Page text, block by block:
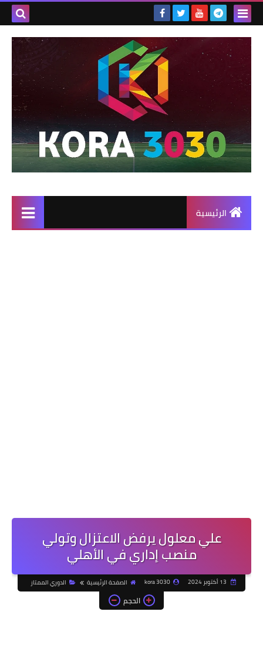
الرئيسية
علي معلول يرفض الاعتزال وتولي
منصب إداري في الأهلي
kora 3030 الصفحة الرئيسية الدوري الممتاز
الحجم